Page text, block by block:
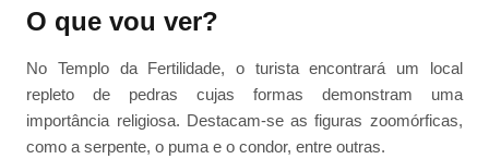
O que vou ver?
No Templo da Fertilidade, o turista encontrará um local
repleto de pedras cujas formas demonstram uma
importância religiosa. Destacam-se as figuras zoomórficas,
como a serpente, o puma e o condor, entre outras.